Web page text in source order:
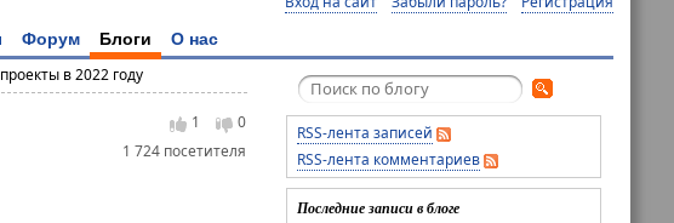
Форум Блоги О нас
в 2022 году
1
0
1 724 посетителя
RSS-лента записей
RSS-лента комментариев
Последние записи в блоге